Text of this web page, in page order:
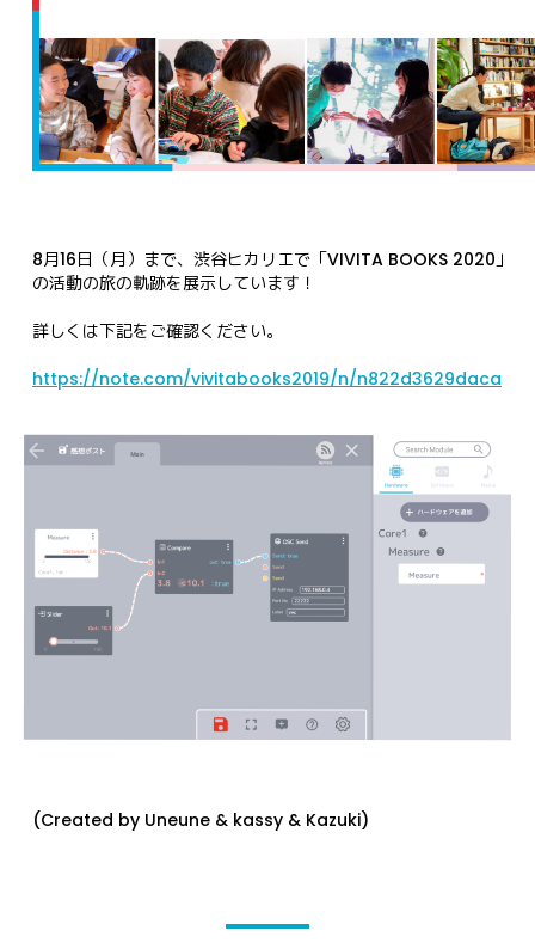
8月16日（月）まで、 渋谷ヒカリエで「VIVITA BOOKS 2020」
の活動の旅の軌跡を展示しています！
詳しくは下記をご確認ください。
https://note.com/vivitabooks2019/n/n822d3629daca
(Created by Uneune & kassy & Kazuki)